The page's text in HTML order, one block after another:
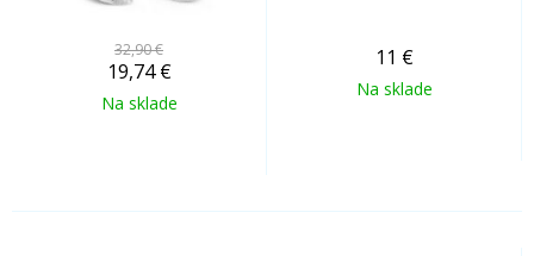
32,90 €
19,74 €
Na sklade
11 €
Na sklade